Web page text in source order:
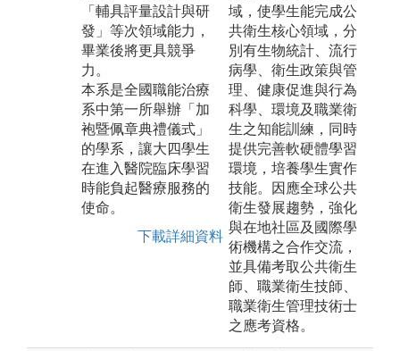
「輔具評量設計與研
發」等次領域能力，
畢業後將更具競爭
力。
本系是全國職能治療
系中第一所舉辦「加
袍暨佩章典禮儀式」
的學系，讓大四學生
在進入醫院臨床學習
時能負起醫療服務的
使命。
下載詳細資料
域，使學生能完成公
共衛生核心領域，分
別有生物統計、流行
病學、衛生政策與管
理、健康促進與行為
科學、環境及職業衛
生之知能訓練，同時
提供完善軟硬體學習
環境，培養學生實作
技能。因應全球公共
衛生發展趨勢，強化
與在地社區及國際學
術機構之合作交流，
並具備考取公共衛生
師、職業衛生技師、
職業衛生管理技術士
之應考資格。